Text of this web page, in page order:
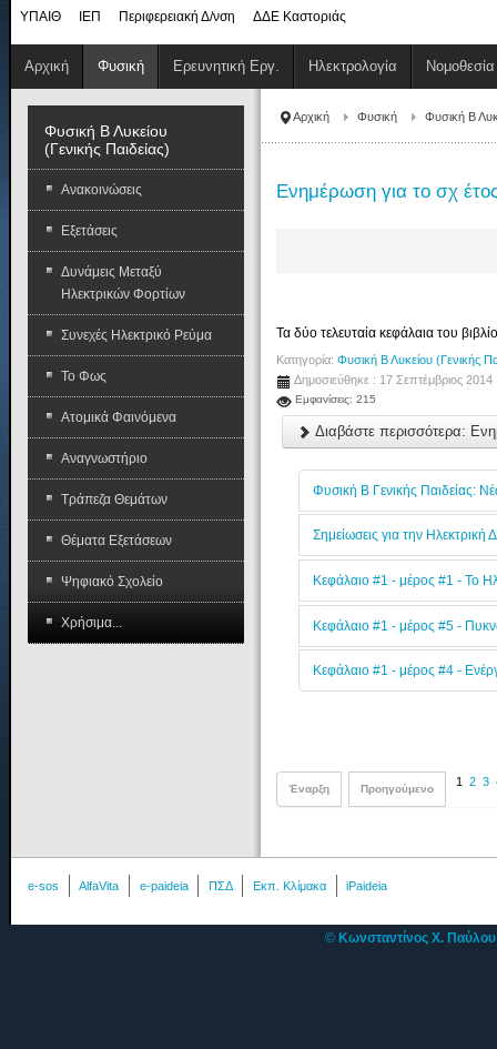
ΥΠΑΙΘ ΙΕΠ Περιφερειακή Δ/νση ΔΔΕ Καστοριάς
Αρχική Φυσική Ερευνητική Εργ. Ηλεκτρολογία Νομοθεσία
Αρχική Φυσική Φυσική Β
Ενημέρωση για το σχ
Τα δύο τελευταία κεφάλαια του
Κατηγορία:Φυσική Β Λυκείου (Γενικής
Δημοσιεύθηκε : 17 Σεπτέμβριος 2014
Εμφανίσεις: 215
Διαβάστε περισσότερα:
Φυσική Β Γενικής Παιδείας:
Σημείωσεις για την Ηλεκτρική
Κεφάλαιο #1 - μέρος #1 - Το
Κεφάλαιο #1 - μέρος #5 -
Κεφάλαιο #1 - μέρος #4 -
Έναρξη Προηγούμενο
1 2 3
Φυσική Β Λυκείου
(Γενικής Παιδείας)
Ανακοινώσεις
Εξετάσεις
Δυνάμεις Μεταξύ
Ηλεκτρικών Φορτίων
Συνεχές Ηλεκτρικό Ρεύμα
Το Φως
Ατομικά Φαινόμενα
Αναγνωστήριο
Τράπεζα Θεμάτων
Θέματα Εξετάσεων
Ψηφιακό Σχολείο
Χρήσιμα...
e-sos AlfaVita e-paideia ΠΣΔ Εκπ. Κλίμακα iPaideia
© Κωνσταντίνος Χ.